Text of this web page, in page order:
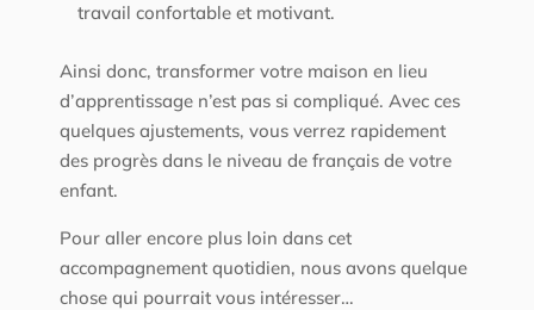
travail confortable et motivant.
Ainsi donc, transformer votre maison en lieu
d’apprentissage n’est pas si compliqué. Avec ces
quelques ajustements, vous verrez rapidement
des progrès dans le niveau de français de votre
enfant.
Pour aller encore plus loin dans cet
accompagnement quotidien, nous avons quelque
chose qui pourrait vous intéresser…